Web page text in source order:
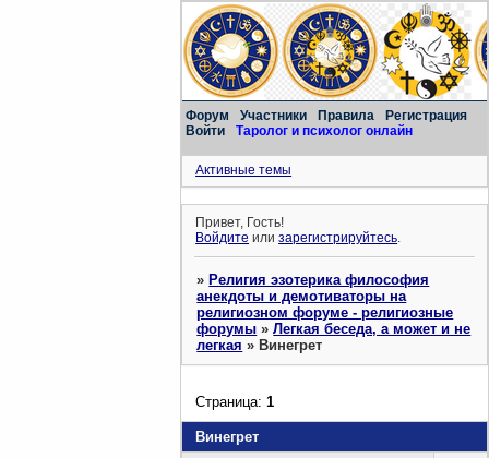
Форум Участники Правила
Регистрация
Войти
Таролог и психолог онлайн
Активные темы
Привет, Гость!
Войдите илизарегистрируйтесь.
»Религия эзотерика философия
анекдоты и демотиваторы на
религиозном форуме - религиозные
форумы »Легкая беседа, а может и не
легкая »Винегрет
Винегрет
Страница:1